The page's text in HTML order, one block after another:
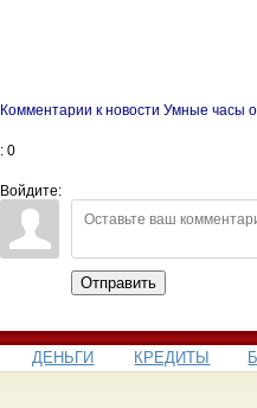
Комментарии к новости Умные часы
: 0
Войдите:
Отправить
ДЕНЬГИ КРЕДИТЫ